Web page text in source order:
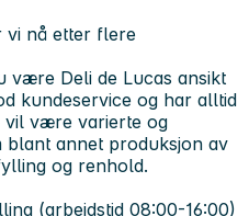
vi nå etter flere
være Deli de Lucas ansikt
kundeservice og har alltid
vil være varierte og
annet produksjon av
og renhold.
(arbeidstid 08:00-16:00)